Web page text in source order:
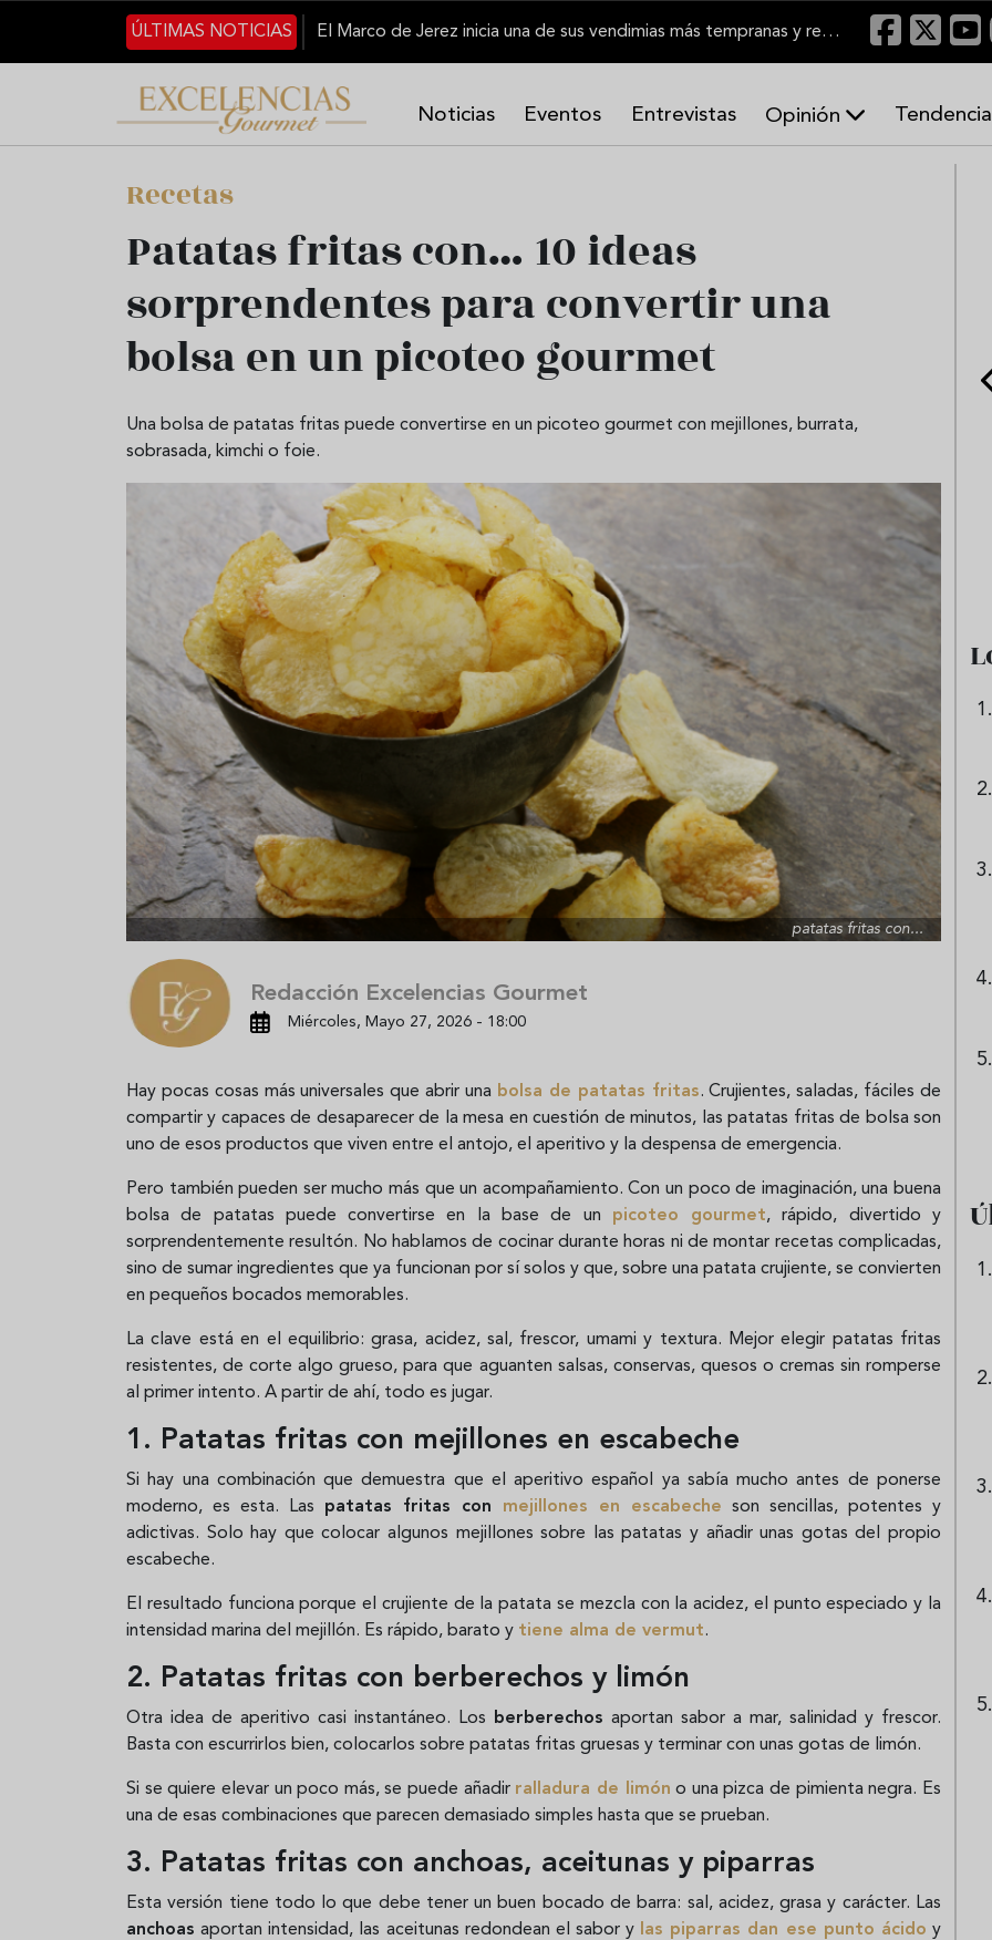
Pasar al contenido principal
ÚLTIMAS NOTICIAS
El Marco de Jerez inicia una de sus vendimias más tempranas y recupera producción
Noticias Eventos Entrevistas Opinión
Recetas
Patatas fritas con… 10 ideas
sorprendentes para convertir una
bolsa en un picoteo gourmet
Una bolsa de patatas fritas puede convertirse en un picoteo gourmet con mejillones, burrata,
sobrasada, kimchi o foie.
patatas fritas con...
Redacción Excelencias Gourmet
Miércoles, Mayo 27, 2026 - 18:00
Hay pocas cosas más universales que abrir una bolsa de patatas fritas. Crujientes, saladas, fáciles de
compartir y capaces de desaparecer de la mesa en cuestión de minutos, las patatas fritas de bolsa son
uno de esos productos que viven entre el antojo, el aperitivo y la despensa de emergencia.
Pero también pueden ser mucho más que un acompañamiento. Con un poco de imaginación, una buena
bolsa de patatas puede convertirse en la base de un picoteo gourmet, rápido, divertido y
sorprendentemente resultón. No hablamos de cocinar durante horas ni de montar recetas complicadas,
sino de sumar ingredientes que ya funcionan por sí solos y que, sobre una patata crujiente, se convierten
en pequeños bocados memorables.
La clave está en el equilibrio: grasa, acidez, sal, frescor, umami y textura. Mejor elegir patatas fritas
resistentes, de corte algo grueso, para que aguanten salsas, conservas, quesos o cremas sin romperse
al primer intento. A partir de ahí, todo es jugar.
1. Patatas fritas con mejillones en escabeche
Si hay una combinación que demuestra que el aperitivo español ya sabía mucho antes de ponerse
moderno, es esta. Las patatas fritas con mejillones en escabeche son sencillas, potentes y
adictivas. Solo hay que colocar algunos mejillones sobre las patatas y añadir unas gotas del propio
escabeche.
El resultado funciona porque el crujiente de la patata se mezcla con la acidez, el punto especiado y la
intensidad marina del mejillón. Es rápido, barato y tiene alma de vermut.
2. Patatas fritas con berberechos y limón
Otra idea de aperitivo casi instantáneo. Los berberechos aportan sabor a mar, salinidad y frescor.
Basta con escurrirlos bien, colocarlos sobre patatas fritas gruesas y terminar con unas gotas de limón.
Si se quiere elevar un poco más, se puede añadir ralladura de limón o una pizca de pimienta negra. Es
una de esas combinaciones que parecen demasiado simples hasta que se prueban.
3. Patatas fritas con anchoas, aceitunas y piparras
Esta versión tiene todo lo que debe tener un buen bocado de barra: sal, acidez, grasa y carácter. Las
anchoas aportan intensidad, las aceitunas redondean el sabor y las piparras dan ese punto ácido y
Aceitunas: el aperitivo estrella
del verano
Sopa fría de sandía: el plato
que querrás repetir todo el
verano
Cinco cremas frías de verduras
que querrás repetir todo agosto